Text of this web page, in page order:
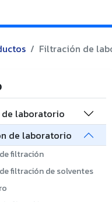
Filtración de
de laboratorio
de laboratorio
filtración
filtración de solventes